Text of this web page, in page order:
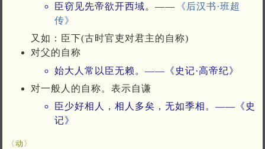
臣窃见先帝欲开西域。——
《后汉书·班超
传》
又如：臣下(古时官吏对君主的自称)
对父的自称
始大人常以臣无赖。——《史记·高帝纪》
对一般人的自称。表示自谦
臣少好相人，相人多矣，无如季相。——《史
记》
〈动〉